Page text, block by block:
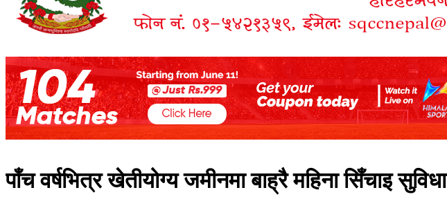
पाँच वर्षभित्र खेतीयोग्य जमीनमा बाह्रै महिना सिँचाइ सुविधा